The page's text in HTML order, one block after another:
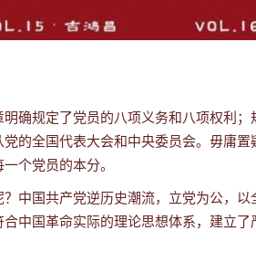
确规定了党员的八项义务和八项权利；
的全国代表大会和中央委员会。 毋庸置
个党员的本分。
中国共产党逆历史潮流，立党为公，
中国革命实际的理论思想体系，建立